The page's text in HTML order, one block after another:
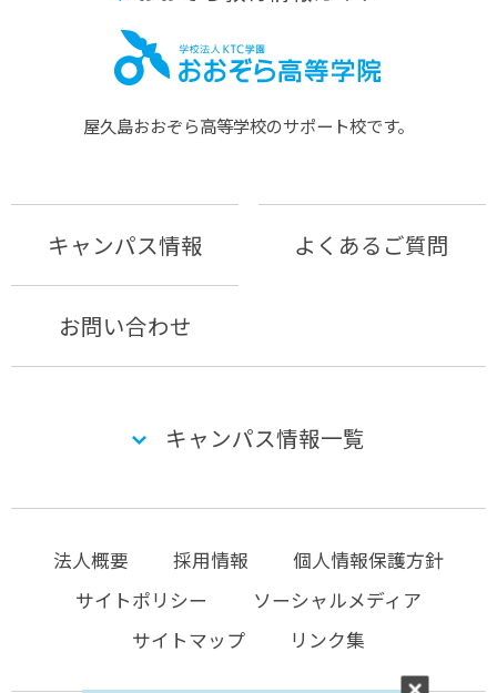
屋久島おおぞら⾼等学校のサポート校です。
キャンパス情報 よくあるご質問
お問い合わせ
キャンパス情報一覧
法人概要 採用情報
個人情報保護方針
サイトポリシー
ソーシャルメディア
サイトマップ
リンク集